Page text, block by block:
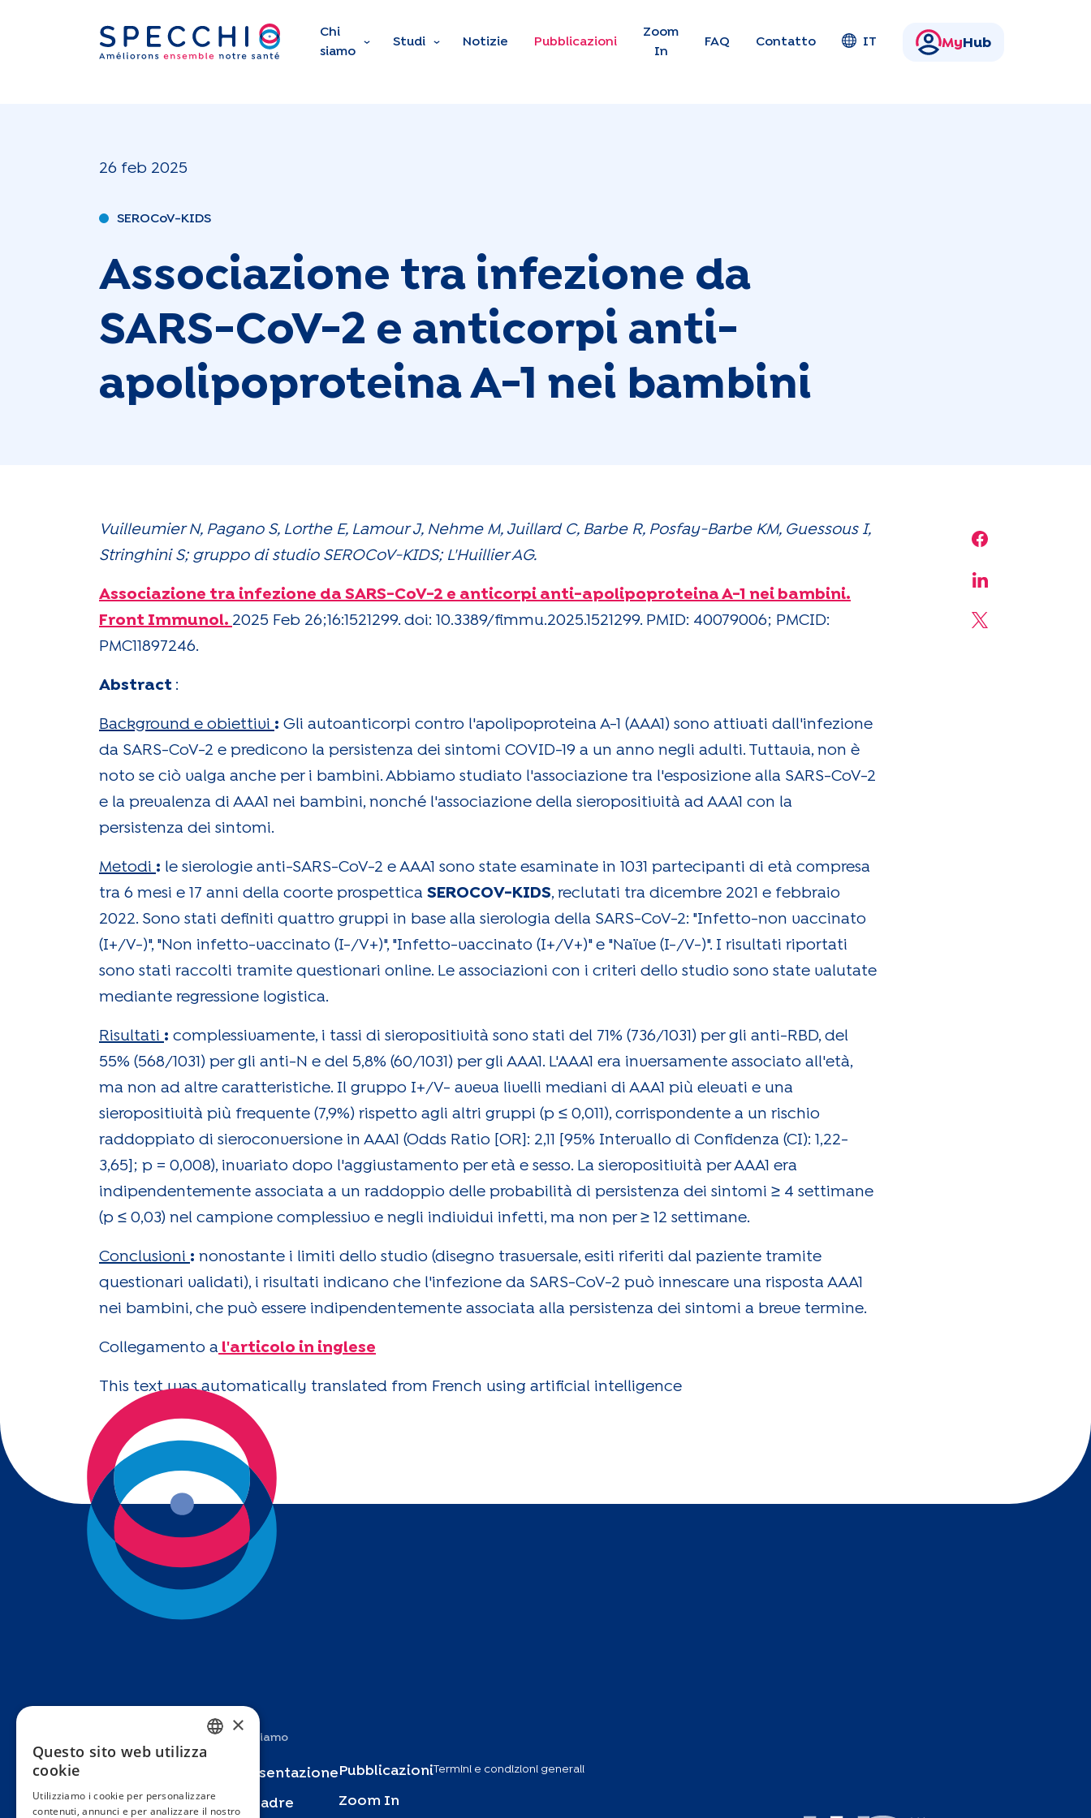
Skip to main content
Chi
siamo
Studi Notizie Pubblicazioni
Zoom
In
FAQ Contatto IT My Hub
26 feb 2025
SEROCoV-KIDS
Associazione tra infezione da
SARS-CoV-2 e anticorpi anti-
apolipoproteina A-1 nei bambini
Share on
Share on
Share on X
Vuilleumier N, Pagano S, Lorthe E, Lamour J, Nehme M, Juillard C, Barbe R, Posfay-Barbe KM, Guessous I,
Stringhini S; gruppo di studio SEROCoV-KIDS; L'Huillier AG.
Associazione tra infezione da SARS-CoV-2 e anticorpi anti-apolipoproteina A-1 nei bambini.
Front Immunol. 2025 Feb 26;16:1521299. doi: 10.3389/fimmu.2025.1521299. PMID: 40079006; PMCID:
PMC11897246.
Abstract :
Background e obiettivi : Gli autoanticorpi contro l'apolipoproteina A-1 (AAA1) sono attivati dall'infezione
da SARS-CoV-2 e predicono la persistenza dei sintomi COVID-19 a un anno negli adulti. Tuttavia, non è
noto se ciò valga anche per i bambini. Abbiamo studiato l'associazione tra l'esposizione alla SARS-CoV-2
e la prevalenza di AAA1 nei bambini, nonché l'associazione della sieropositività ad AAA1 con la
persistenza dei sintomi.
Metodi : le sierologie anti-SARS-CoV-2 e AAA1 sono state esaminate in 1031 partecipanti di età compresa
tra 6 mesi e 17 anni della coorte prospettica SEROCOV-KIDS, reclutati tra dicembre 2021 e febbraio
2022. Sono stati definiti quattro gruppi in base alla sierologia della SARS-CoV-2: "Infetto-non vaccinato
(I+/V-)", "Non infetto-vaccinato (I-/V+)", "Infetto-vaccinato (I+/V+)" e "Naïve (I-/V-)". I risultati riportati
sono stati raccolti tramite questionari online. Le associazioni con i criteri dello studio sono state valutate
mediante regressione logistica.
Risultati : complessivamente, i tassi di sieropositività sono stati del 71% (736/1031) per gli anti-RBD, del
55% (568/1031) per gli anti-N e del 5,8% (60/1031) per gli AAA1. L'AAA1 era inversamente associato all'età,
ma non ad altre caratteristiche. Il gruppo I+/V- aveva livelli mediani di AAA1 più elevati e una
sieropositività più frequente (7,9%) rispetto agli altri gruppi (p ≤ 0,011), corrispondente a un rischio
raddoppiato di sieroconversione in AAA1 (Odds Ratio [OR]: 2,11 [95% Intervallo di Confidenza (CI): 1,22-
3,65]; p = 0,008), invariato dopo l'aggiustamento per età e sesso. La sieropositività per AAA1 era
indipendentemente associata a un raddoppio delle probabilità di persistenza dei sintomi ≥ 4 settimane
(p ≤ 0,03) nel campione complessivo e negli individui infetti, ma non per ≥ 12 settimane.
Conclusioni : nonostante i limiti dello studio (disegno trasversale, esiti riferiti dal paziente tramite
questionari validati), i risultati indicano che l'infezione da SARS-CoV-2 può innescare una risposta AAA1
nei bambini, che può essere indipendentemente associata alla persistenza dei sintomi a breve termine.
Collegamento a l'articolo in inglese
This text was automatically translated from French using artificial intelligence
Bus Santé
Chi siamo
Presentazione
Squadre
Pubblicazioni
Zoom In
Termini e condizioni generali
FRENCH
SPANISH
×
Questo sito web utilizza
cookie
Utilizziamo i cookie per personalizzare
contenuti, annunci e per analizzare il nostro